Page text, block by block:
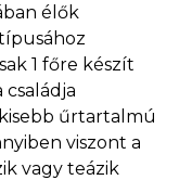
élők
1 főre készít
űrtartalmú
viszont a
vagy teázik